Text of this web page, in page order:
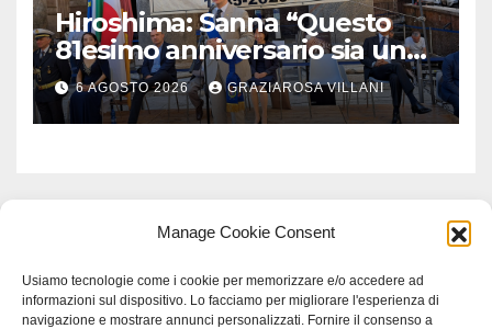
Manage Cookie Consent
Usiamo tecnologie come i cookie per memorizzare e/o accedere ad
informazioni sul dispositivo. Lo facciamo per migliorare l'esperienza di
navigazione e mostrare annunci personalizzati. Fornire il consenso a
Hiroshima: Sanna “Questo
81esimo anniversario sia un
monito per tutti”
6 AGOSTO 2026 GRAZIAROSA VILLANI